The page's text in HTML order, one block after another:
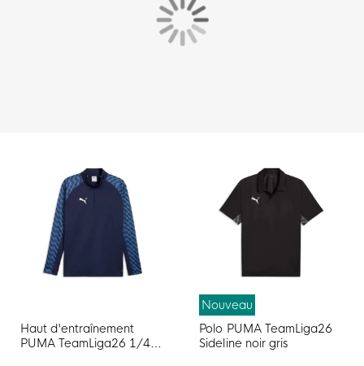
Haut d'entraînement
PUMA TeamLiga26 1/4-
Nouveau
Polo PUMA TeamLiga26
Sideline noir gris